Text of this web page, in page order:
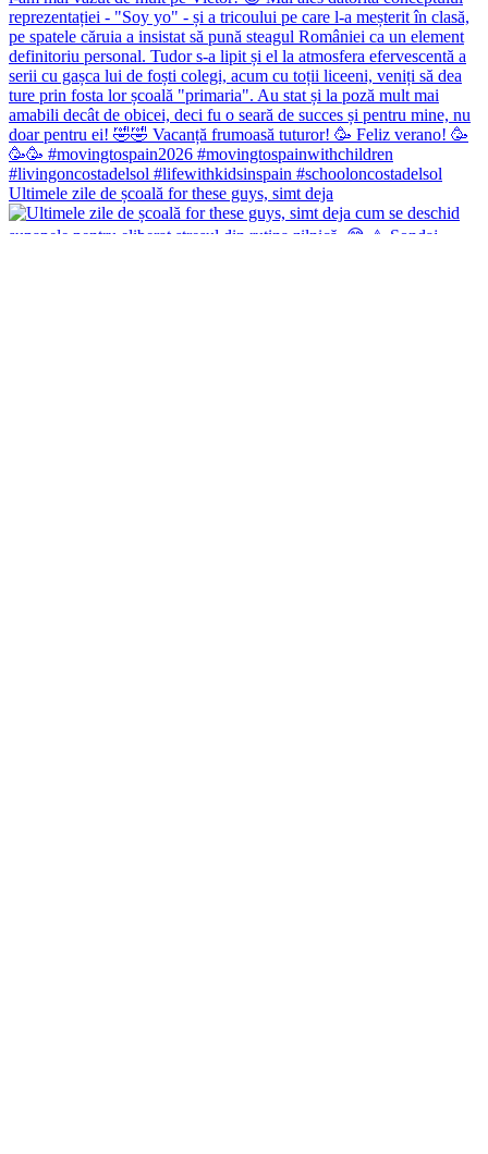
Ultimele zile de școală for these guys, simt deja